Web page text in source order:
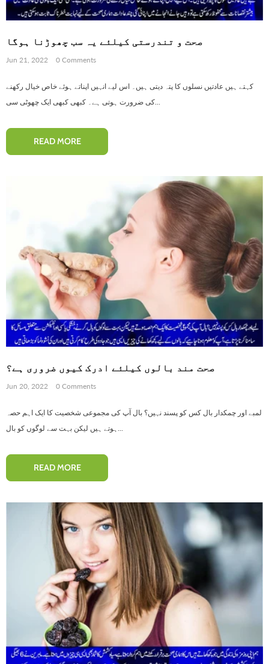
صحت و تندرستی کیلئے یہ سب چھوڑنا ہوگا
Jun 21, 2022 0 Comments
کہتے ہیں عادتیں نسلوں کا پتہ دیتی ہیں۔ اس لیے انہیں اپناتے ہوئے خاص خیال رکھنے
READ MORE
صحت مند بالوں کیلئے ادرک کیوں ضروری ہے؟
Jun 20, 2022 0 Comments
لمبے اور چمکدار بال کس کو پسند نہیں؟ بال آپ کی مجموعی شخصیت کا ایک اہم حصہ
ہوتے ہیں لیکن بہت سے لوگوں کو بال...
READ MORE